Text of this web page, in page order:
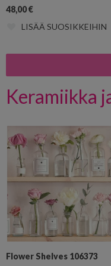
48,00€
LISÄÄ SUOSIKKEIHIN
Keramiikka
Flower Shelves 106373